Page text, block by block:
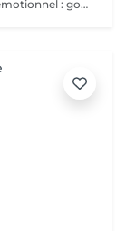
soin sensoriel personnalisé selon votre état émotionnel : gommage complet du corps au sel rose de l'Himalaya pour une peau douce et satinée + douche + Massage personnalisé